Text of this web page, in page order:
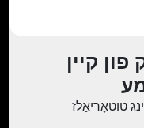
קיין
טוטאָריאַלז